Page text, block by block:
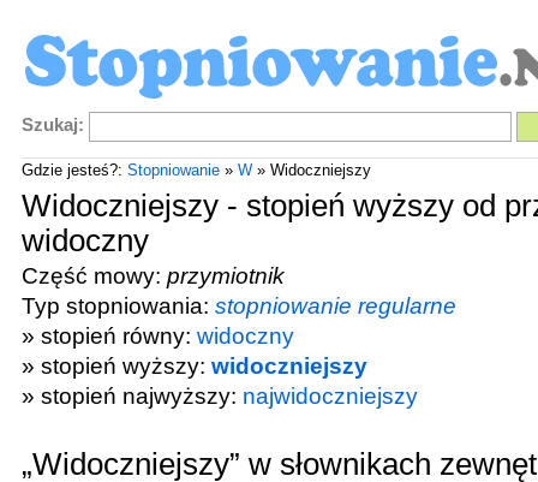
Szukaj:
Gdzie jesteś?: Stopniowanie» W» Widoczniejszy
Widoczniejszy - stopień wyższy od
widoczny
Część mowy: przymiotnik
Typ stopniowania: stopniowanie regularne
» stopień równy: widoczny
» stopień wyższy: widoczniejszy
» stopień najwyższy: najwidoczniejszy
„Widoczniejszy” w słownikach